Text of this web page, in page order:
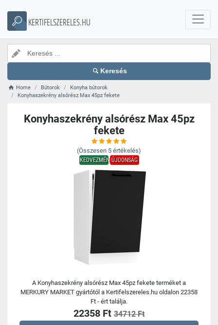
KERTIFELSZERELES.HU
Keresés
Home Bútorok
Konyha bútorok
Konyhaszekrény alsórész Max 45pz fekete
Konyhaszekrény alsórész Max 45pz
fekete
(Összesen 5 értékelés)
KEDVEZMÉNYÚJDONSÁG
A Konyhaszekrény alsórész Max 45pz fekete terméket a
MERKURY MARKET gyártótól a Kertifelszereles.hu oldalon 22358
Ft - ért találja.
22358 Ft 34712 Ft